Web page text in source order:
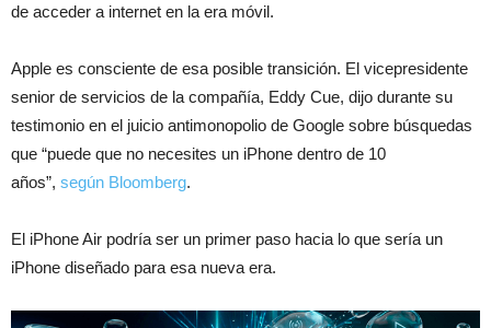
de acceder a internet en la era móvil.
Apple es consciente de esa posible transición. El vicepresidente
senior de servicios de la compañía, Eddy Cue, dijo durante su
testimonio en el juicio antimonopolio de Google sobre búsquedas
que “puede que no necesites un iPhone dentro de 10
años”, según Bloomberg.
El iPhone Air podría ser un primer paso hacia lo que sería un
iPhone diseñado para esa nueva era.